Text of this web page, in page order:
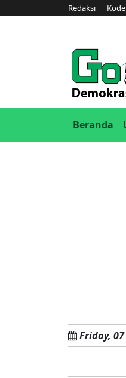
Redaksi
Beranda
Friday,